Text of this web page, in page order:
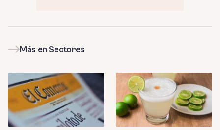
Más en Sectores